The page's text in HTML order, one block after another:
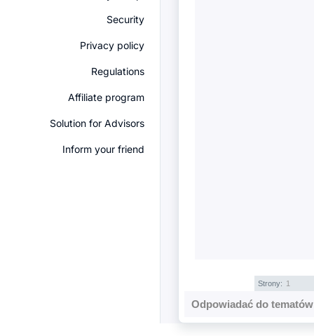
Security
Privacy policy
Regulations
Affiliate program
Solution for Advisors
Inform your friend
Strony: 1
Odpowiadać do